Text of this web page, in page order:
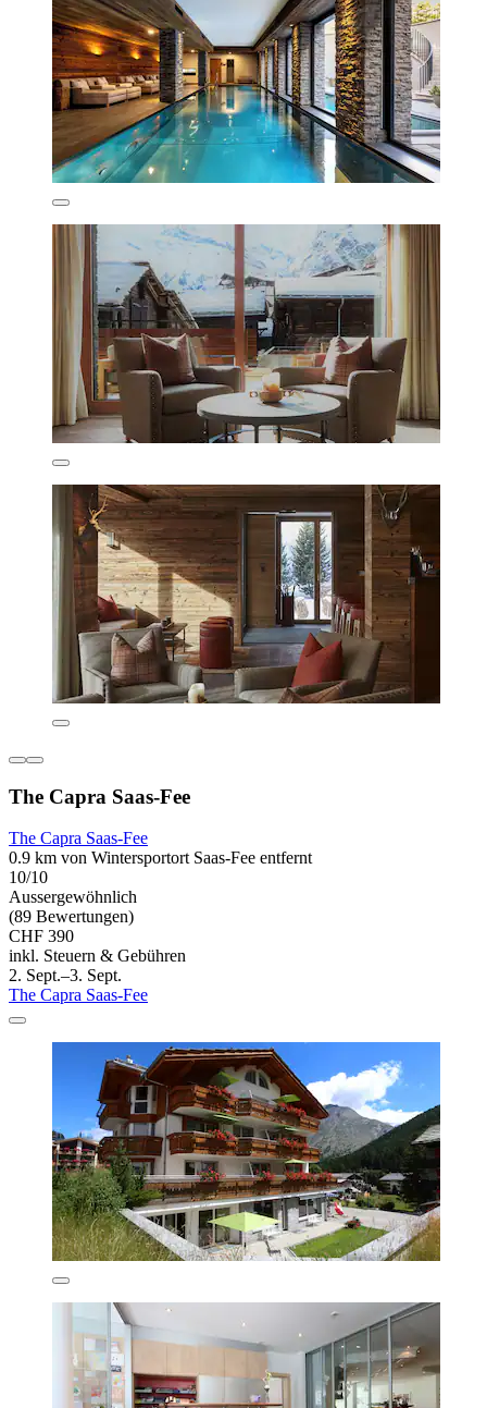
The Capra Saas-Fee
The Capra Saas-Fee
0.9 km von Wintersportort Saas-Fee entfernt
10/10
Aussergewöhnlich
(89 Bewertungen)
CHF 390
inkl. Steuern & Gebühren
2. Sept.–3. Sept.
The Capra Saas-Fee